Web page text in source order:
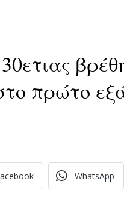
πρώτο
WhatsApp